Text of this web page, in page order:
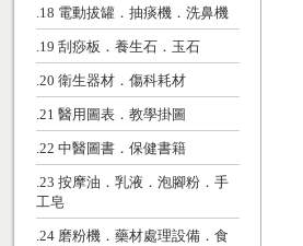
.18 電動拔罐．抽痰機．洗鼻機
.19 刮痧板．養生石．玉石
.20 衛生器材．傷科耗材
.21 醫用圖表．教學掛圖
.22 中醫圖書．保健書籍
.23 按摩油．乳液．泡腳粉．手
工皂
.24 磨粉機．藥材處理設備．食